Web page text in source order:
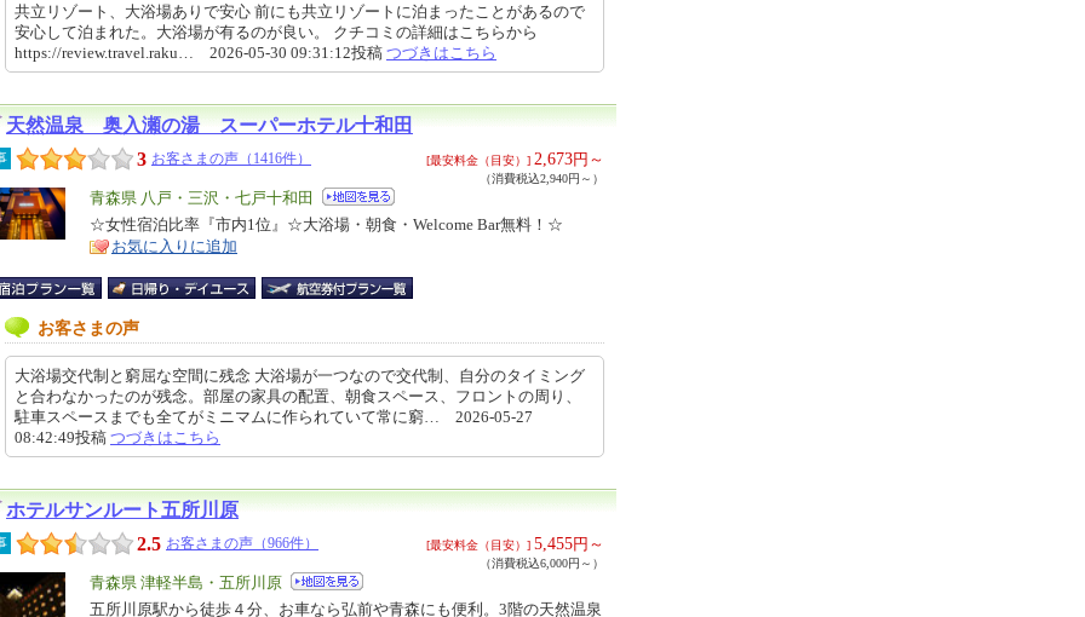
共立リゾート、大浴場ありで安心 前にも共立リゾートに泊まったことがあるので
安心して泊まれた。大浴場が有るのが良い。 クチコミの詳細はこちらから
https://review.travel.raku… 2026-05-30 09:31:12投稿 つづきはこちら
天然温泉 奥入瀬の湯 スーパーホテル十和田
3 お客さまの声（1416件） [最安料金（目安）] 2,673円～
（消費税込2,940円～）
エ
リ
ア
青森県 八戸・三沢・七戸十和田
特
徴
☆女性宿泊比率『市内1位』☆大浴場・朝食・Welcome Bar無料！☆
お気に入りに追加
お客さまの声
大浴場交代制と窮屈な空間に残念 大浴場が一つなので交代制、自分のタイミング
と合わなかったのが残念。部屋の家具の配置、朝食スペース、フロントの周り、
駐車スペースまでも全てがミニマムに作られていて常に窮… 2026-05-27
08:42:49投稿 つづきはこちら
ホテルサンルート五所川原
2.5 お客さまの声（966件） [最安料金（目安）] 5,455円～
（消費税込6,000円～）
エ
リ
青森県 津軽半島・五所川原
特
五所川原駅から徒歩４分、お車なら弘前や青森にも便利。3階の天然温泉